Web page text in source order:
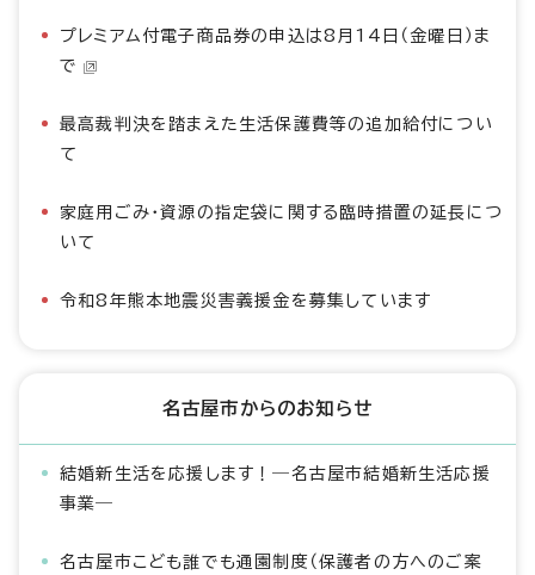
プレミアム付電子商品券の申込は8月14日（金曜日）ま
で
最高裁判決を踏まえた生活保護費等の追加給付につい
て
家庭用ごみ・資源の指定袋に関する臨時措置の延長につ
いて
令和8年熊本地震災害義援金を募集しています
名古屋市からのお知らせ
結婚新生活を応援します！―名古屋市結婚新生活応援
事業―
名古屋市こども誰でも通園制度（保護者の方へのご案